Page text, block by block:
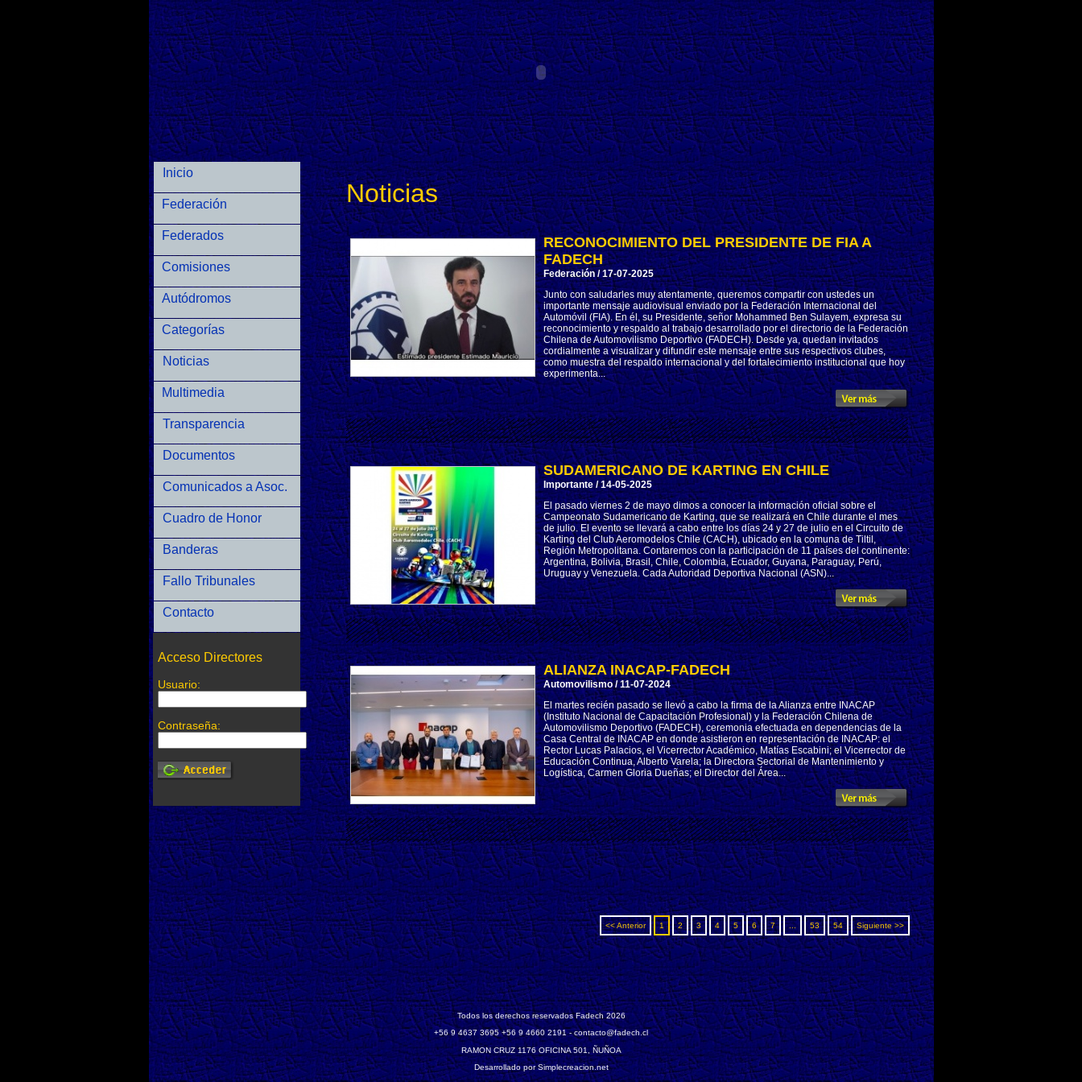
Inicio
Federación
Federados
Comisiones
Autódromos
Categorías
Noticias
Multimedia
Transparencia
Documentos
Comunicados a Asoc.
Cuadro de Honor
Banderas
Fallo Tribunales
Contacto
Acceso Directores
Usuario:
Contraseña:
Noticias
RECONOCIMIENTO DEL PRESIDENTE DE FIA A
FADECH
Federación / 17-07-2025
Junto con saludarles muy atentamente, queremos compartir con ustedes un
importante mensaje audiovisual enviado por la Federación Internacional del
Automóvil (FIA). En él, su Presidente, señor Mohammed Ben Sulayem, expresa su
reconocimiento y respaldo al trabajo desarrollado por el directorio de la Federación
Chilena de Automovilismo Deportivo (FADECH). Desde ya, quedan invitados
cordialmente a visualizar y difundir este mensaje entre sus respectivos clubes,
como muestra del respaldo internacional y del fortalecimiento institucional que hoy
experimenta...
SUDAMERICANO DE KARTING EN CHILE
Importante / 14-05-2025
El pasado viernes 2 de mayo dimos a conocer la información oficial sobre el
Campeonato Sudamericano de Karting, que se realizará en Chile durante el mes
de julio. El evento se llevará a cabo entre los días 24 y 27 de julio en el Circuito de
Karting del Club Aeromodelos Chile (CACH), ubicado en la comuna de Tiltil,
Región Metropolitana. Contaremos con la participación de 11 países del continente:
Argentina, Bolivia, Brasil, Chile, Colombia, Ecuador, Guyana, Paraguay, Perú,
Uruguay y Venezuela. Cada Autoridad Deportiva Nacional (ASN)...
ALIANZA INACAP-FADECH
Automovilismo / 11-07-2024
El martes recién pasado se llevó a cabo la firma de la Alianza entre INACAP
(Instituto Nacional de Capacitación Profesional) y la Federación Chilena de
Automovilismo Deportivo (FADECH), ceremonia efectuada en dependencias de la
Casa Central de INACAP en donde asistieron en representación de INACAP: el
Rector Lucas Palacios, el Vicerrector Académico, Matías Escabini; el Vicerrector de
Educación Continua, Alberto Varela; la Directora Sectorial de Mantenimiento y
Logística, Carmen Gloria Dueñas; el Director del Área...
<< Anterior 1 2 3 4 5 6 7 ... 53 54 Siguiente >>
Todos los derechos reservados Fadech 2026
‎+56 9 4637 3695 +56 9 4660 2191 - contacto@fadech.cl
RAMON CRUZ 1176 OFICINA 501, ÑUÑOA
Desarrollado por Simplecreacion.net